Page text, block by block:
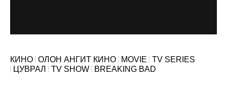
КИНО ОЛОН АНГИТ КИНО MOVIE
TV SERIES
ЦУВРАЛ
TV SHOW BREAKING BAD